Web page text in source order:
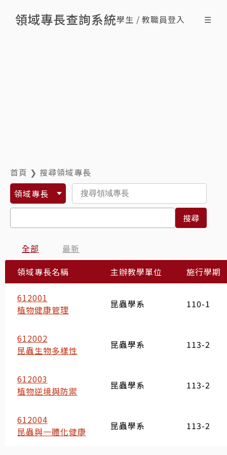
領域專長查詢系統學生 / 教職員登入 ☰
首頁 ❯ 搜尋領域專長
領域專長
搜尋
全部
最新
領域專長名稱
主辦教學單位 施行學期
612001
植物健康管理
昆蟲學系 110-1
612002
昆蟲生物多樣性
昆蟲學系 113-2
612003
植物逆境與防禦
昆蟲學系 113-2
612004
昆蟲與一體化健康
昆蟲學系 113-2